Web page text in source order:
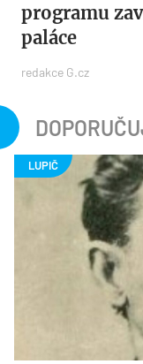
programu
paláce
redakce G.cz